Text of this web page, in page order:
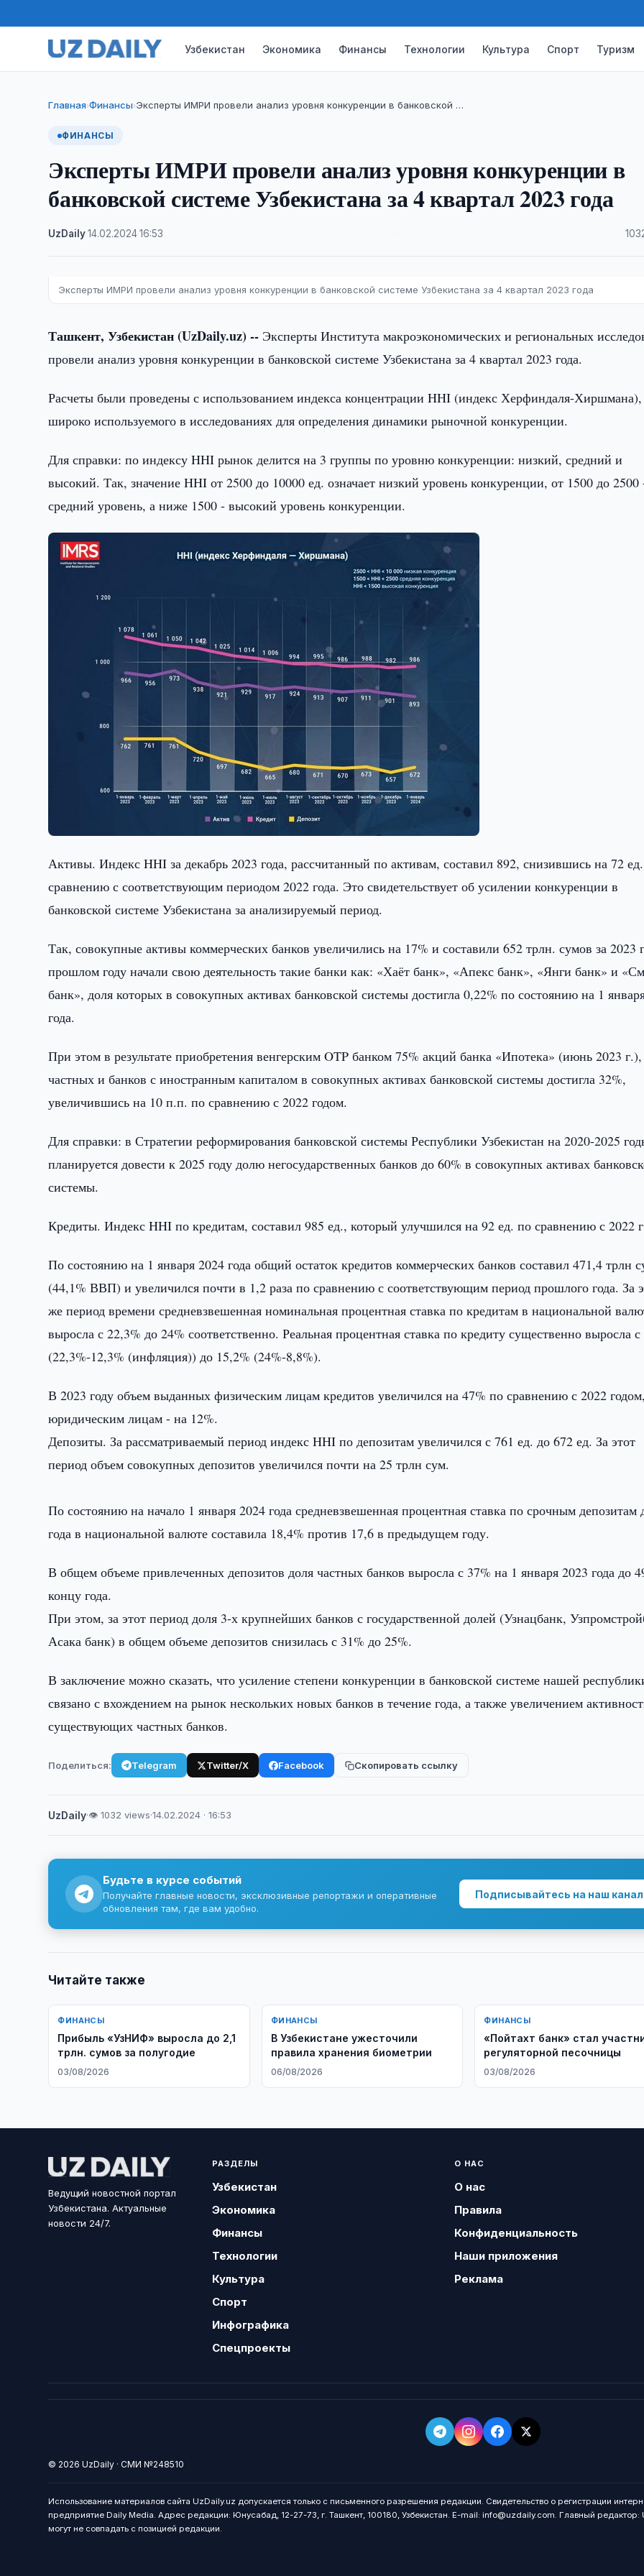
Узбекистан Экономика Финансы Технологии Культура Спорт Туризм
Главная›Финансы›Эксперты ИМРИ провели анализ уровня конкуренции в банковской …
ФИНАНСЫ
Эксперты ИМРИ провели анализ уровня конкуренции в
банковской системе Узбекистана за 4 квартал 2023 года
UzDaily·14.02.2024·16:53
Эксперты ИМРИ провели анализ уровня конкуренции в банковской системе Узбекистана за 4 квартал 2023 года
Ташкент, Узбекистан (UzDaily.uz) -- Эксперты Института макроэкономических и региональных
провели анализ уровня конкуренции в банковской системе Узбекистана за 4 квартал 2023 года.
Расчеты были проведены с использованием индекса концентрации HHI (индекс Херфиндаля-Хиршмана),
широко используемого в исследованиях для определения динамики рыночной конкуренции.
Для справки: по индексу HHI рынок делится на 3 группы по уровню конкуренции: низкий, средний и
высокий. Так, значение HHI от 2500 до 10000 ед. означает низкий уровень конкуренции, от 1500 до 2500
средний уровень, а ниже 1500 - высокий уровень конкуренции.
Активы. Индекс HHI за декабрь 2023 года, рассчитанный по активам, составил 892, снизившись на 72
сравнению с соответствующим периодом 2022 года. Это свидетельствует об усилении конкуренции в
банковской системе Узбекистана за анализируемый период.
Так, совокупные активы коммерческих банков увеличились на 17% и составили 652 трлн. сумов за 2023
прошлом году начали свою деятельность такие банки как: «Хаёт банк», «Апекс банк», «Янги банк» и
банк», доля которых в совокупных активах банковской системы достигла 0,22% по состоянию на 1
года.
При этом в результате приобретения венгерским OTP банком 75% акций банка «Ипотека» (июнь 2023
частных и банков с иностранным капиталом в совокупных активах банковской системы достигла 32%,
увеличившись на 10 п.п. по сравнению с 2022 годом.
Для справки: в Стратегии реформирования банковской системы Республики Узбекистан на 2020-2025
планируется довести к 2025 году долю негосударственных банков до 60% в совокупных активах
системы.
Кредиты. Индекс HHI по кредитам, составил 985 ед., который улучшился на 92 ед. по сравнению с 2022
По состоянию на 1 января 2024 года общий остаток кредитов коммерческих банков составил 471,4 трлн
(44,1% ВВП) и увеличился почти в 1,2 раза по сравнению с соответствующим период прошлого года. За
же период времени средневзвешенная номинальная процентная ставка по кредитам в национальной
выросла с 22,3% до 24% соответственно. Реальная процентная ставка по кредиту существенно выросла с
(22,3%-12,3% (инфляция)) до 15,2% (24%-8,8%).
В 2023 году объем выданных физическим лицам кредитов увеличился на 47% по сравнению с 2022
юридическим лицам - на 12%.
Депозиты. За рассматриваемый период индекс HHI по депозитам увеличился с 761 ед. до 672 ед. За этот
период объем совокупных депозитов увеличился почти на 25 трлн сум.
По состоянию на начало 1 января 2024 года средневзвешенная процентная ставка по срочным депозитам
года в национальной валюте составила 18,4% против 17,6 в предыдущем году.
В общем объеме привлеченных депозитов доля частных банков выросла с 37% на 1 января 2023 года до
концу года.
При этом, за этот период доля 3-х крупнейших банков с государственной долей (Узнацбанк,
Асака банк) в общем объеме депозитов снизилась с 31% до 25%.
В заключение можно сказать, что усиление степени конкуренции в банковской системе нашей
связано с вхождением на рынок нескольких новых банков в течение года, а также увеличением
существующих частных банков.
Поделиться: Telegram Twitter/X Facebook Скопировать ссылку
UzDaily·👁 1032 views·14.02.2024 · 16:53
Будьте в курсе событий
Получайте главные новости, эксклюзивные репортажи и оперативные
обновления там, где вам удобно.
Подписывайтесь на наш канал
Читайте также
ФИНАНСЫ
Прибыль «УзНИФ» выросла до 2,1
трлн. сумов за полугодие
03/08/2026
ФИНАНСЫ
В Узбекистане ужесточили
правила хранения биометрии
06/08/2026
ФИНАНСЫ
«Пойтахт банк» стал
регуляторной песочницы
03/08/2026
Ведущий новостной портал
Узбекистана. Актуальные
новости 24/7.
РАЗДЕЛЫ
Узбекистан
Экономика
Финансы
Технологии
Культура
Спорт
Инфографика
Спецпроекты
О НАС
О нас
Правила
Конфиденциальность
Наши приложения
Реклама
© 2026 UzDaily · СМИ №248510
Использование материалов сайта UzDaily.uz допускается только с письменного разрешения редакции. Свидетельство о регистрации
предприятие Daily Media. Адрес редакции: Юнусабад, 12-27-73, г. Ташкент, 100180, Узбекистан. E-mail: info@uzdaily.com. Главный
могут не совпадать с позицией редакции.